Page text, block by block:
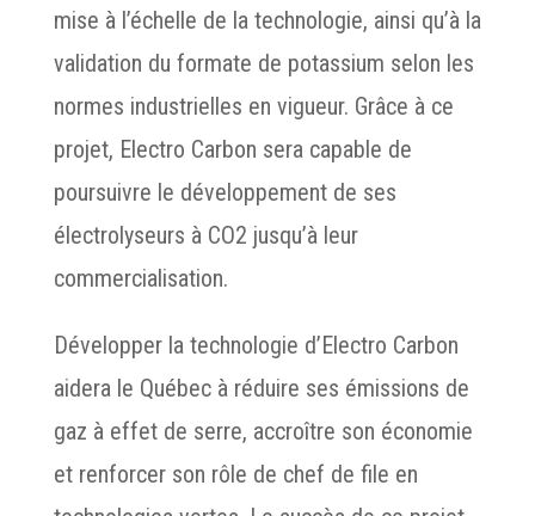
mise à l’échelle de la technologie, ainsi qu’à la
validation du formate de potassium selon les
normes industrielles en vigueur. Grâce à ce
projet, Electro Carbon sera capable de
poursuivre le développement de ses
électrolyseurs à CO2 jusqu’à leur
commercialisation.
Développer la technologie d’Electro Carbon
aidera le Québec à réduire ses émissions de
gaz à effet de serre, accroître son économie
et renforcer son rôle de chef de file en